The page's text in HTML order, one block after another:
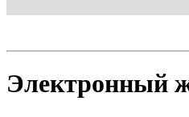
Электронный